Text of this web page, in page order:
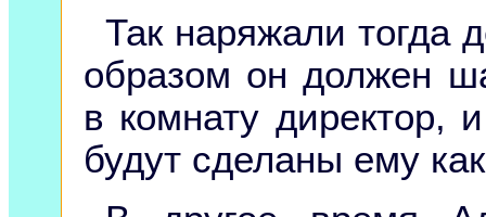
Так наряжали тогда
образом он должен
в комнату директор,
будут сделаны ему